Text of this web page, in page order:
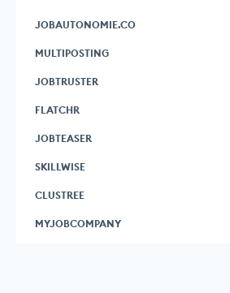
JOBAUTONOMIE.CO
MULTIPOSTING
JOBTRUSTER
FLATCHR
JOBTEASER
SKILLWISE
CLUSTREE
MYJOBCOMPANY